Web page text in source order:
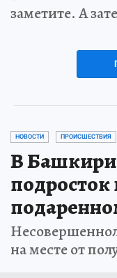
заметите. А
НОВОСТИ ПРОИСШЕСТВИЯ
В
подросток
на месте от